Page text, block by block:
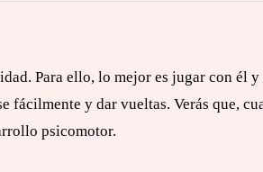
Para ello, lo mejor es jugar con él y
fácilmente y dar vueltas. Verás que,
psicomotor.